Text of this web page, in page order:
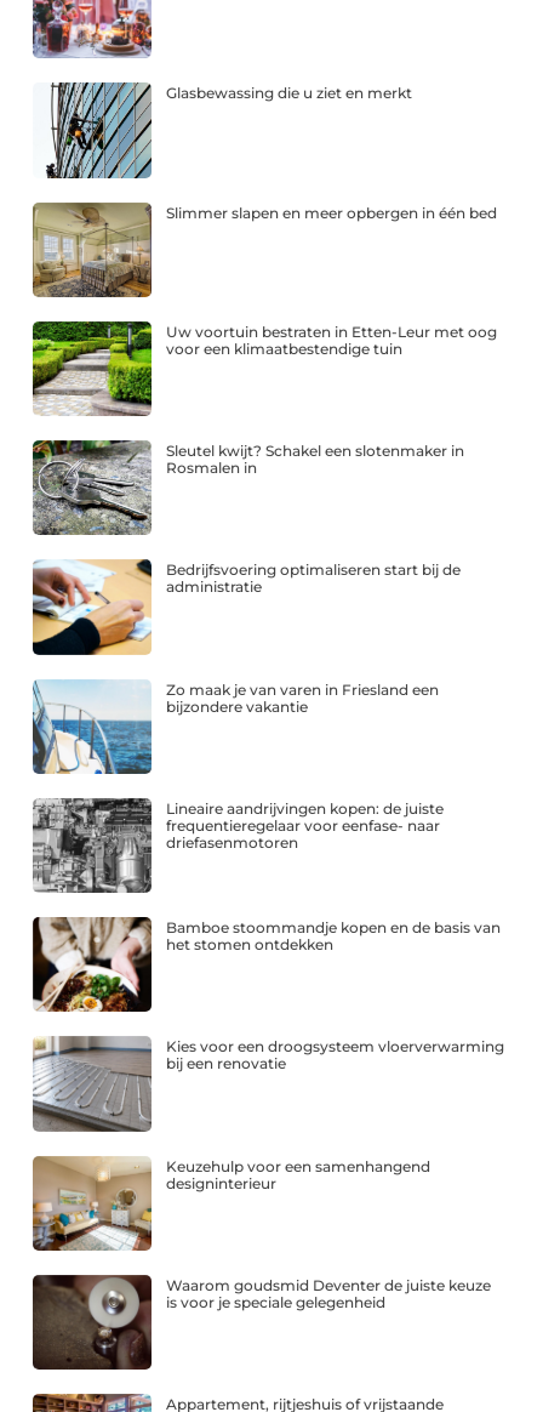
Glasbewassing die u ziet en merkt
Slimmer slapen en meer opbergen in één bed
Uw voortuin bestraten in Etten-Leur met oog
voor een klimaatbestendige tuin
Sleutel kwijt? Schakel een slotenmaker in
Rosmalen in
Bedrijfsvoering optimaliseren start bij de
administratie
Zo maak je van varen in Friesland een
bijzondere vakantie
Lineaire aandrijvingen kopen: de juiste
frequentieregelaar voor eenfase- naar
driefasenmotoren
Bamboe stoommandje kopen en de basis van
het stomen ontdekken
Kies voor een droogsysteem vloerverwarming
bij een renovatie
Keuzehulp voor een samenhangend
designinterieur
Waarom goudsmid Deventer de juiste keuze
is voor je speciale gelegenheid
Appartement, rijtjeshuis of vrijstaande